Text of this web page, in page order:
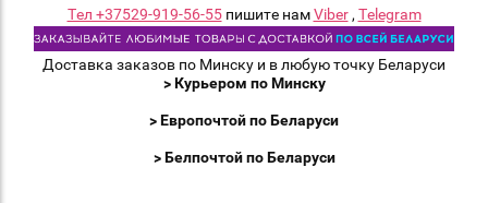
Тел +37529-919-56-55пишите намViber, Telegram
Доставка заказов по Минску и в любую точку Беларуси
> Курьером по Минску
> Европочтой по Беларуси
> Белпочтой по Беларуси